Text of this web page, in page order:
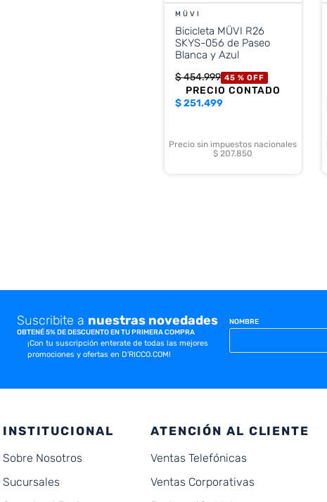
MÜVI
Bicicleta MÜVI R26
SKYS-056 de Paseo
Blanca y Azul
$454.999 45 % OFF
PRECIO CONTADO
$251.499
Precio sin impuestos nacionales
$ 207.850
Suscribite a nuestras novedades
OBTENÉ 5% DE DESCUENTO EN TU PRIMERA COMPRA
¡Con tu suscripción enterate de todas las mejores
promociones y ofertas en D'RICCO.COM!
NOMBRE
INSTITUCIONAL
Sobre Nosotros
Sucursales
ATENCIÓN AL CLIENTE
Ventas Telefónicas
Ventas Corporativas